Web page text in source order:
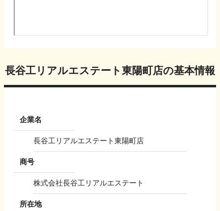
長谷工リアルエステート東陽町店の基本情報
企業名
長谷工リアルエステート東陽町店
商号
株式会社長谷工リアルエステート
所在地